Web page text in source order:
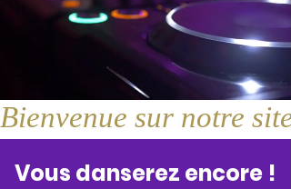
Bienvenue sur notre site
Vous danserez encore !